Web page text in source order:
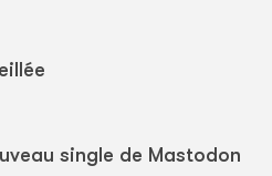
single de Mastodon